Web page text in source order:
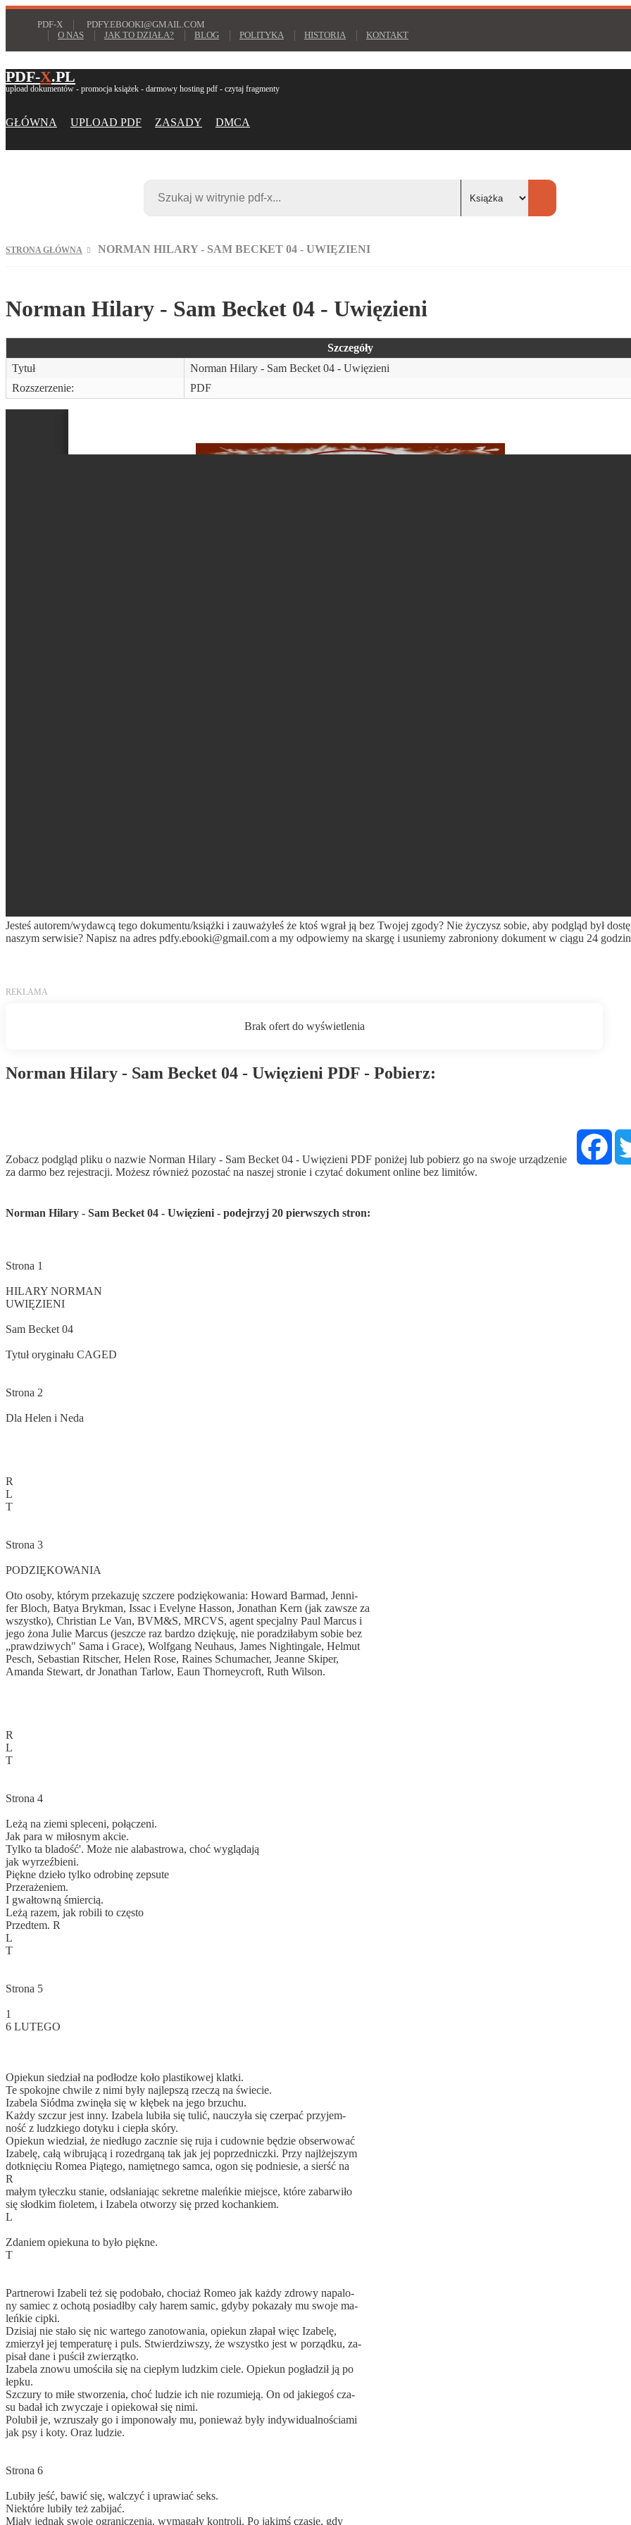
PDF-X
PDFY.EBOOKI@GMAIL.COM
O NAS
JAK TO DZIAŁA? BLOG POLITYKA HISTORIA KONTAKT
PDF-X.PL
upload dokumentów - promocja książek - darmowy hosting pdf - czytaj fragmenty
GŁÓWNA UPLOAD PDF ZASADY DMCA
STRONA GŁÓWNA NORMAN HILARY - SAM BECKET 04 - UWIĘZIENI
Norman Hilary - Sam Becket 04 - Uwięzieni
Szczegóły
Tytuł
Norman Hilary - Sam Becket 04 - Uwięzieni
Rozszerzenie:
PDF
Jesteś autorem/wydawcą tego dokumentu/książki i zauważyłeś że ktoś wgrał ją bez Twojej zgody? Nie życzysz sobie, aby podgląd był
naszym serwisie? Napisz na adres pdfy.ebooki@gmail.com a my odpowiemy na skargę i usuniemy zabroniony dokument w ciągu 24
Norman Hilary - Sam Becket 04 - Uwięzieni PDF - Pobierz:
Zobacz podgląd pliku o nazwie Norman Hilary - Sam Becket 04 - Uwięzieni PDF poniżej lub pobierz go na swoje urządzenie
za darmo bez rejestracji. Możesz również pozostać na naszej stronie i czytać dokument online bez limitów.
Norman Hilary - Sam Becket 04 - Uwięzieni - podejrzyj 20 pierwszych stron: